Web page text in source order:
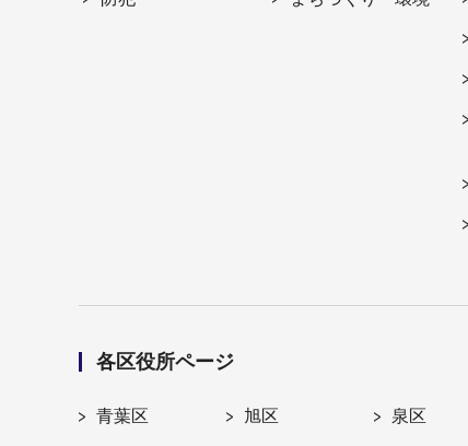
各区役所ページ
青葉区 旭区 泉区